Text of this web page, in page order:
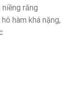
niềng răng
hàm khá nặng,